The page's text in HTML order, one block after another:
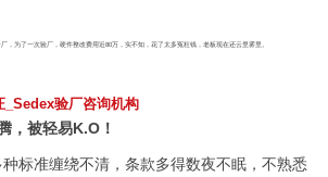
，为了一次验厂，硬件整改费用近80万，实不知，花了太多冤枉钱，老板现在还云里雾里。
验厂咨询机构
，被轻易K.O！
标准缠绕不清，条款多得数夜不眠，不熟悉